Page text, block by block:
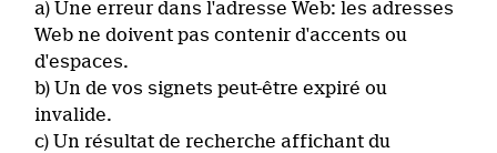
a) Une erreur dans l'adresse Web: les adresses
Web ne doivent pas contenir d'accents ou
d'espaces.
b) Un de vos signets peut-être expiré ou
invalide.
c) Un résultat de recherche affichant du